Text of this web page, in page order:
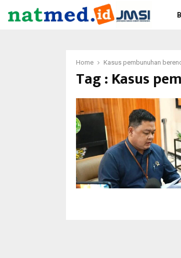
Home Kasus pembunuhan
Tag : Kasus